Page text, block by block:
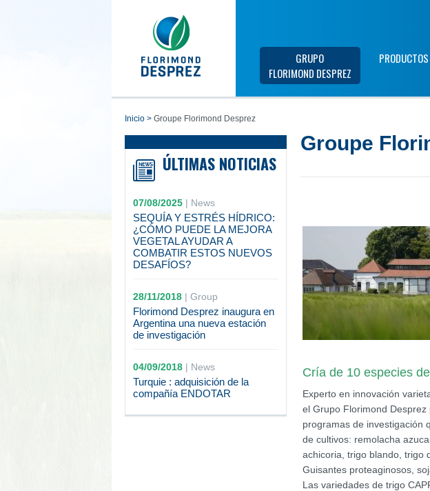
GRUPO
FLORIMOND DESPREZ
PRODUCTOS
inicio > Groupe Florimond Desprez
ÚLTIMAS NOTICIAS
07/08/2025| News
SEQUÍA Y ESTRÉS HÍDRICO:
¿CÓMO PUEDE LA MEJORA
VEGETAL AYUDAR A
COMBATIR ESTOS NUEVOS
DESAFÍOS?
28/11/2018| Group
Florimond Desprez inaugura en
Argentina una nueva estación
de investigación
04/09/2018| News
Turquie : adquisición de la
compañía ENDOTAR
Groupe
Cría de 10 especies
Experto en innovación
el Grupo Florimond
programas de investigación
de cultivos: remolacha
achicoria, trigo blando, trigo
Guisantes proteaginosos,
Las variedades de trigo